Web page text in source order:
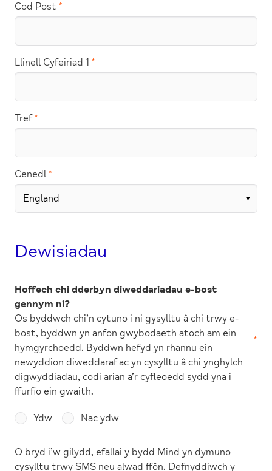
Cod Post
Llinell Cyfeiriad 1
Tref
Cenedl
Dewisiadau
Hoffech chi dderbyn diweddariadau e-bost
gennym ni?
Os byddwch chi’n cytuno i ni gysylltu â chi trwy e-
bost, byddwn yn anfon gwybodaeth atoch am ein
hymgyrchoedd. Byddwn hefyd yn rhannu ein
newyddion diweddaraf ac yn cysylltu â chi ynghylch
digwyddiadau, codi arian a’r cyfleoedd sydd yna i
ffurfio ein gwaith.
Ydw Nac ydw
O bryd i’w gilydd, efallai y bydd Mind yn dymuno
cysylltu trwy SMS neu alwad ffôn. Defnyddiwch y